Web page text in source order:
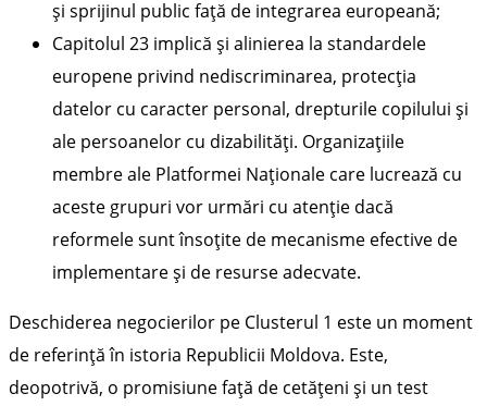
și sprijinul public față de integrarea europeană;
Capitolul 23 implică și alinierea la standardele
europene privind nediscriminarea, protecția
datelor cu caracter personal, drepturile copilului și
ale persoanelor cu dizabilități. Organizațiile
membre ale Platformei Naționale care lucrează cu
aceste grupuri vor urmări cu atenție dacă
reformele sunt însoțite de mecanisme efective de
implementare și de resurse adecvate.
Deschiderea negocierilor pe Clusterul 1 este un moment
de referință în istoria Republicii Moldova. Este,
deopotrivă, o promisiune față de cetățeni și un test